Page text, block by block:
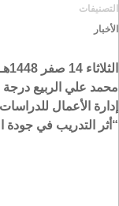
التصنيفات
الأخبار
محمد علي الربيع درجة
إدارة الأعمال
“أثر التدريب في